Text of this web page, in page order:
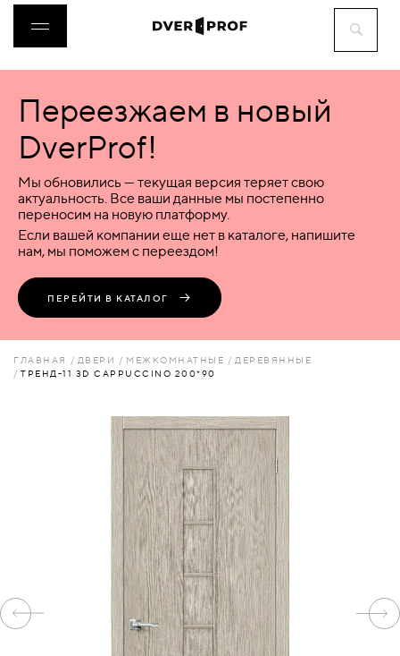
ДВЕРИ
ФУРНИТУРА
ВОРОТА
ПЕРЕГОРОДКИ
КОМПЛЕКТУЮЩИЕ
"УМНЫЙ
Переезжаем в новый
DverProf!
Мы обновились — текущая версия теряет свою
актуальность. Все ваши данные мы постепенно
переносим на новую платформу.
Если вашей компании еще нет в каталоге, напишите
нам, мы поможем с переездом!
ПЕРЕЙТИ В КАТАЛОГ
ГЛАВНАЯ ДВЕРИ МЕЖКОМНАТНЫЕ
ДЕРЕВЯННЫЕ
ТРЕНД-11 3D CAPPUCCINO 200*90